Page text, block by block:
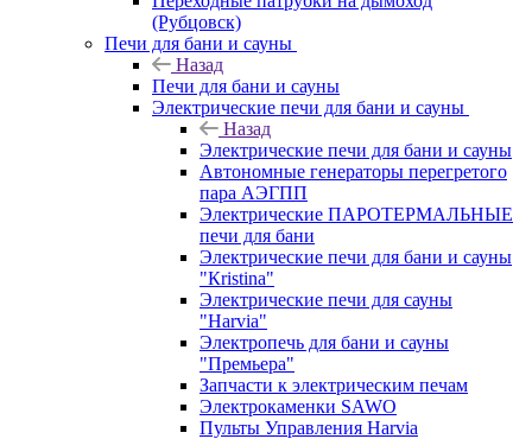
(Рубцовск)
Печи для бани и сауны
Назад
Печи для бани и сауны
Электрические печи для бани и сауны
Назад
Электрические печи для бани и сауны
Автономные генераторы перегретого
пара АЭГПП
Электрические ПАРОТЕРМАЛЬНЫЕ
печи для бани
Электрические печи для бани и сауны
"Кristina"
Электрические печи для сауны
"Harvia"
Электропечь для бани и сауны
"Премьера"
Запчасти к электрическим печам
Электрокаменки SAWO
Пульты Управления Harvia